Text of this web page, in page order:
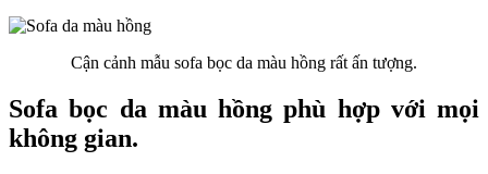
Cận cảnh mẫu sofa bọc da màu hồng rất ấn tượng.
Sofa bọc da màu hồng phù hợp với mọi
không gian.